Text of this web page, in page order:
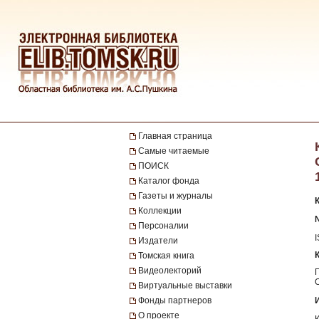
Главная страница
Самые читаемые
ПОИСК
Каталог фонда
Газеты и журналы
Коллекции
Персоналии
Издатели
Томская книга
Видеолекторий
Виртуальные выставки
Фонды партнеров
О проекте